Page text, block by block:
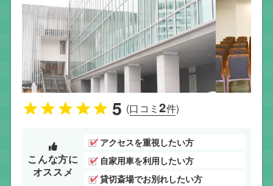
5 (口コミ2件)
こんな方に
オススメ
アクセスを重視したい方
自家用車を利用したい方
貸切斎場でお別れしたい方